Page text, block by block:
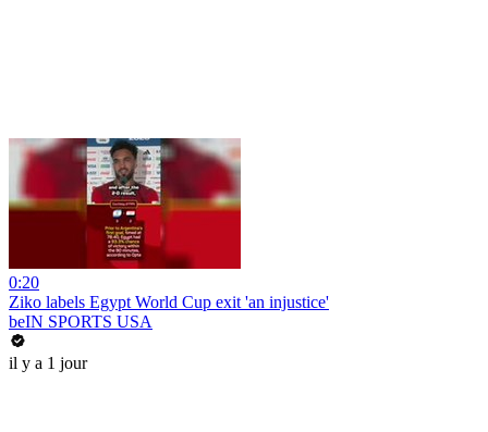
0:20
Ziko labels Egypt World Cup exit 'an injustice'
beIN SPORTS USA
il y a 1 jour